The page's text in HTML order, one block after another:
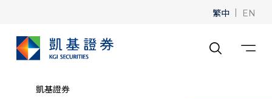
繁中 | EN
凱基證券